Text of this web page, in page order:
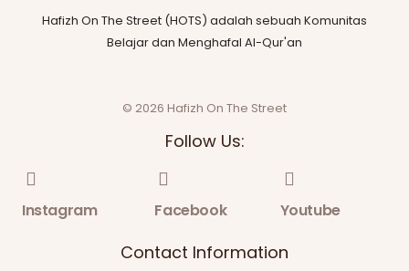
Hafizh On The Street (HOTS) adalah sebuah Komunitas
Belajar dan Menghafal Al-Qur'an
© 2026 Hafizh On The Street
Follow Us:
Instagram Facebook Youtube
Contact Information